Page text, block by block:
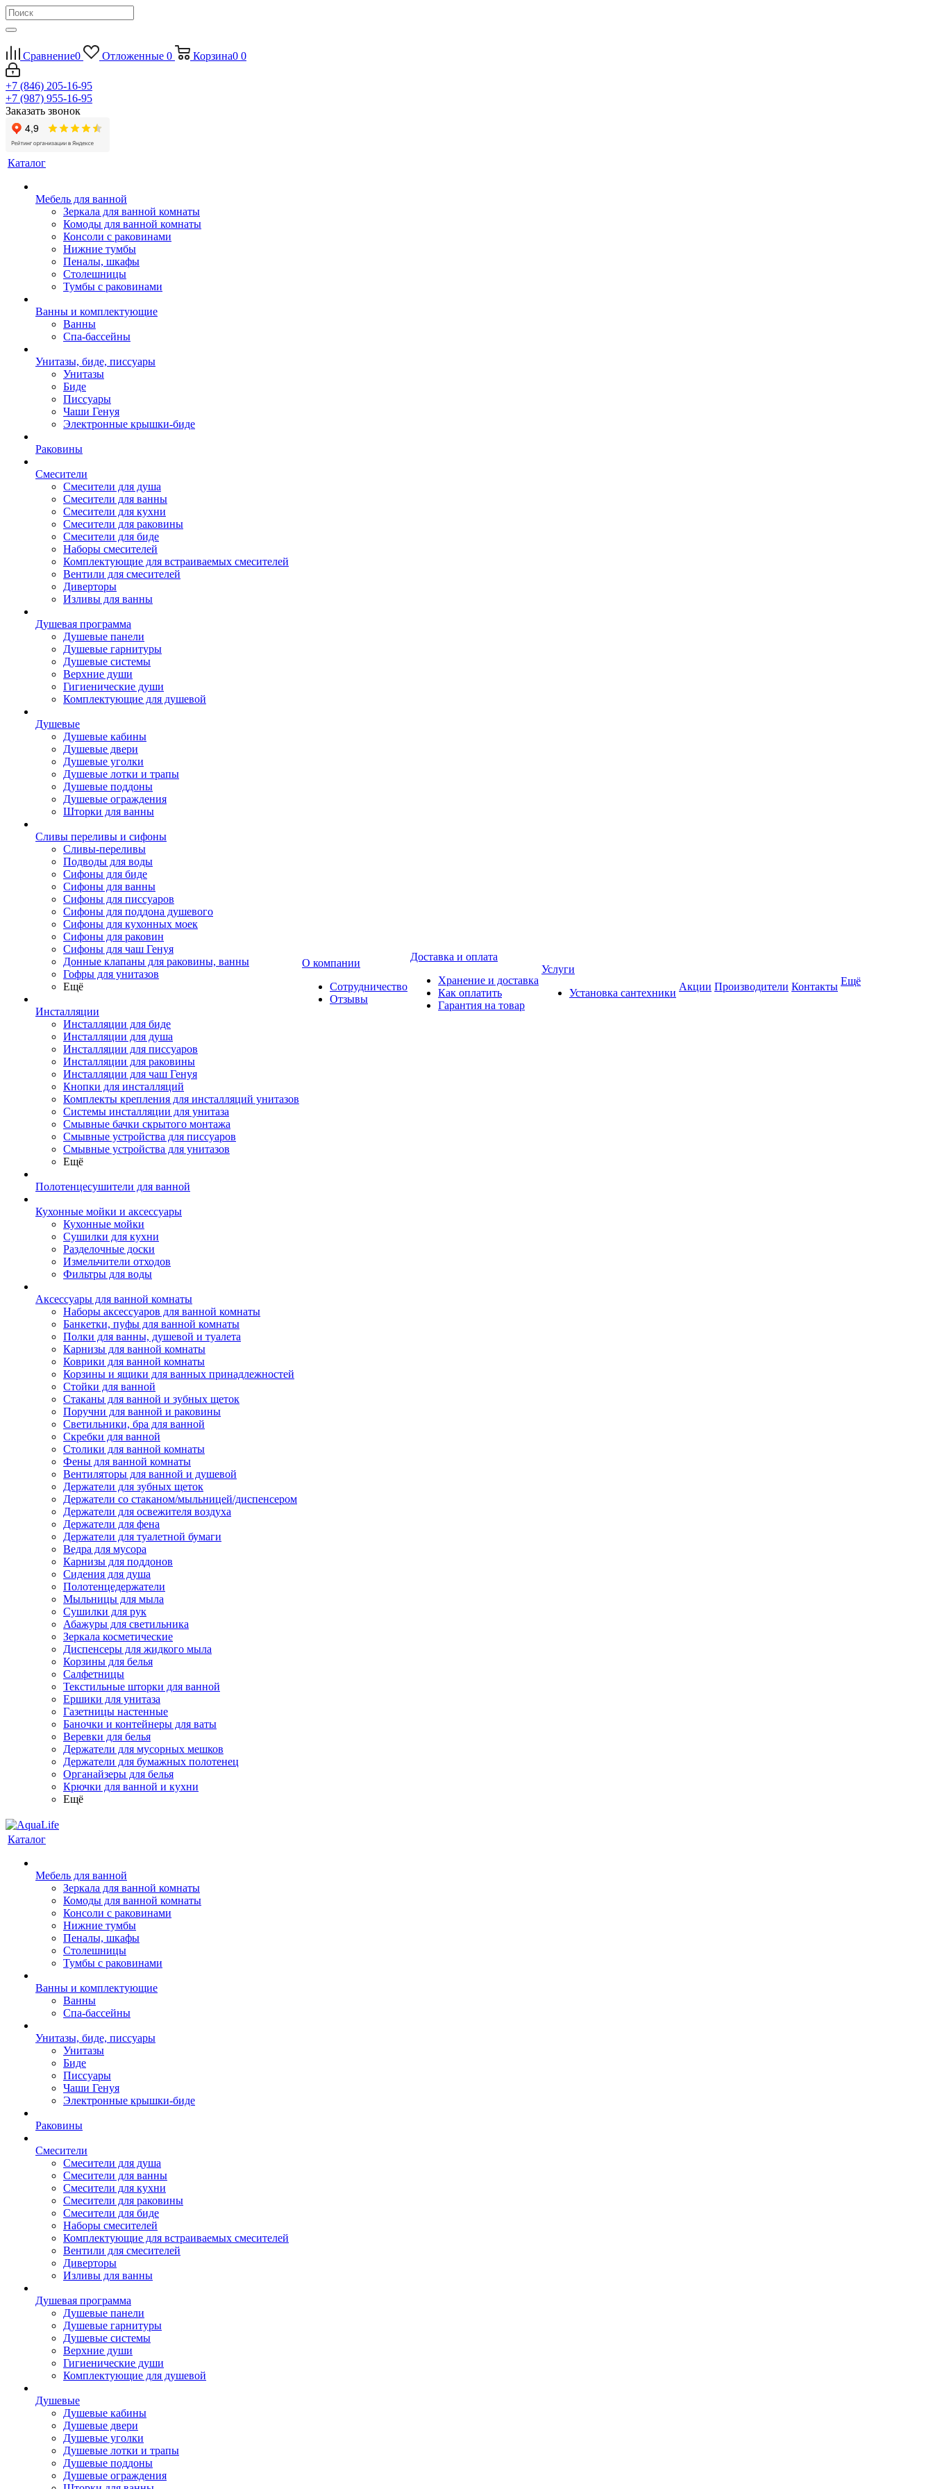
Сравнение0 Отложенные 0 Корзина0 0
+7 (846) 205-16-95
+7 (987) 955-16-95
Заказать звонок
Каталог
Мебель для ванной
Зеркала для ванной комнаты
Комоды для ванной комнаты
Консоли с раковинами
Нижние тумбы
Пеналы, шкафы
Столешницы
Тумбы с раковинами
Ванны и комплектующие
Ванны
Спа-бассейны
Унитазы, биде, писсуары
Унитазы
Биде
Писсуары
Чаши Генуя
Электронные крышки-биде
Раковины
Смесители
Смесители для душа
Смесители для ванны
Смесители для кухни
Смесители для раковины
Смесители для биде
Наборы смесителей
Комплектующие для встраиваемых смесителей
Вентили для смесителей
Диверторы
Изливы для ванны
Душевая программа
Душевые панели
Душевые гарнитуры
Душевые системы
Верхние души
Гигиенические души
Комплектующие для душевой
Душевые
Душевые кабины
Душевые двери
Душевые уголки
Душевые лотки и трапы
Душевые поддоны
Душевые ограждения
Шторки для ванны
Сливы переливы и сифоны
Сливы-переливы
Подводы для воды
Сифоны для биде
Сифоны для ванны
Сифоны для писсуаров
Сифоны для поддона душевого
Сифоны для кухонных моек
Сифоны для раковин
Сифоны для чаш Генуя
Донные клапаны для раковины, ванны
Гофры для унитазов
Ещё
Инсталляции
Инсталляции для биде
Инсталляции для душа
Инсталляции для писсуаров
Инсталляции для раковины
Инсталляции для чаш Генуя
Кнопки для инсталляций
Комплекты крепления для инсталляций унитазов
Системы инсталляции для унитаза
Смывные бачки скрытого монтажа
Смывные устройства для писсуаров
Смывные устройства для унитазов
Ещё
Полотенцесушители для ванной
Кухонные мойки и аксессуары
Кухонные мойки
Сушилки для кухни
Разделочные доски
Измельчители отходов
Фильтры для воды
Аксессуары для ванной комнаты
Наборы аксессуаров для ванной комнаты
Банкетки, пуфы для ванной комнаты
Полки для ванны, душевой и туалета
Карнизы для ванной комнаты
Коврики для ванной комнаты
Корзины и ящики для ванных принадлежностей
Стойки для ванной
Стаканы для ванной и зубных щеток
Поручни для ванной и раковины
Светильники, бра для ванной
Скребки для ванной
Столики для ванной комнаты
Фены для ванной комнаты
Вентиляторы для ванной и душевой
Держатели для зубных щеток
Держатели со стаканом/мыльницей/диспенсером
Держатели для освежителя воздуха
Держатели для фена
Держатели для туалетной бумаги
Ведра для мусора
Карнизы для поддонов
Сидения для душа
Полотенцедержатели
Мыльницы для мыла
Сушилки для рук
Абажуры для светильника
Зеркала косметические
Диспенсеры для жидкого мыла
Корзины для белья
Салфетницы
Текстильные шторки для ванной
Ершики для унитаза
Газетницы настенные
Баночки и контейнеры для ваты
Веревки для белья
Держатели для мусорных мешков
Держатели для бумажных полотенец
Органайзеры для белья
Крючки для ванной и кухни
Ещё
О компании
Сотрудничество
Отзывы
Доставка и оплата
Хранение и доставка
Как оплатить
Гарантия на товар
Услуги
Установка сантехники
Акции Производители Контакты Ещё
Каталог
Мебель для ванной
Зеркала для ванной комнаты
Комоды для ванной комнаты
Консоли с раковинами
Нижние тумбы
Пеналы, шкафы
Столешницы
Тумбы с раковинами
Ванны и комплектующие
Ванны
Спа-бассейны
Унитазы, биде, писсуары
Унитазы
Биде
Писсуары
Чаши Генуя
Электронные крышки-биде
Раковины
Смесители
Смесители для душа
Смесители для ванны
Смесители для кухни
Смесители для раковины
Смесители для биде
Наборы смесителей
Комплектующие для встраиваемых смесителей
Вентили для смесителей
Диверторы
Изливы для ванны
Душевая программа
Душевые панели
Душевые гарнитуры
Душевые системы
Верхние души
Гигиенические души
Комплектующие для душевой
Душевые
Душевые кабины
Душевые двери
Душевые уголки
Душевые лотки и трапы
Душевые поддоны
Душевые ограждения